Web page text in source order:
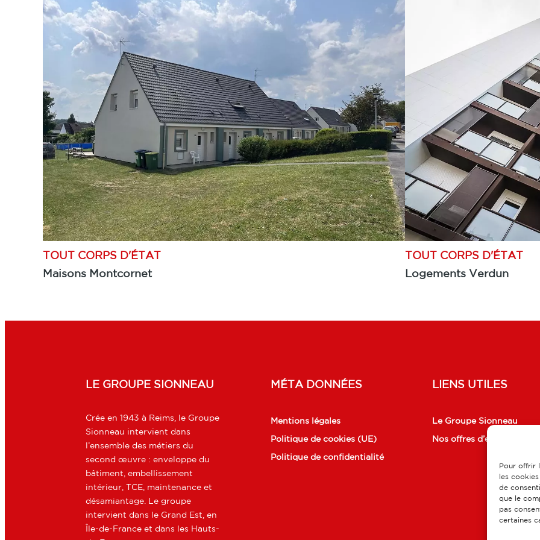
Pour offrir
les
de
que le
pas
certaines
TOUT CORPS D'ÉTAT
Maisons Montcornet
TOUT CORPS D'ÉTAT
Logements Verdun
LE GROUPE SIONNEAU
Crée en 1943 à Reims, le Groupe
Sionneau intervient dans
l’ensemble des métiers du
second œuvre : enveloppe du
bâtiment, embellissement
intérieur, TCE, maintenance et
désamiantage. Le groupe
intervient dans le Grand Est, en
Île-de-France et dans les Hauts-
MÉTA DONNÉES
Mentions légales
Politique de cookies (UE)
Politique de confidentialité
LIENS UTILES
Le Groupe Sionneau
Nos offres d’emplois